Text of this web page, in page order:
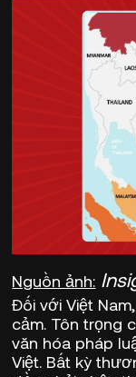
Nguồn ảnh:
Đối với Việt
cảm. Tôn trọng
văn hóa pháp
Việt. Bất kỳ